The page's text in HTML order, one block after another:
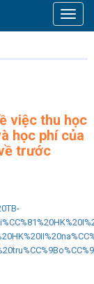
Toggle
việc thu học
học phí của
trước